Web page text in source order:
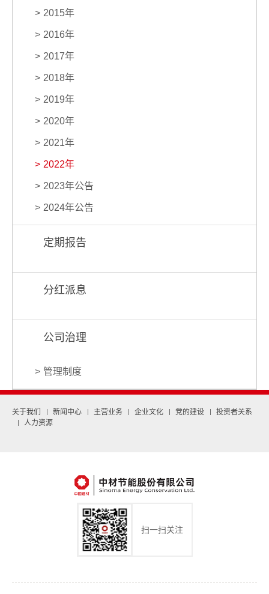
2015年
2016年
2017年
2018年
2019年
2020年
2021年
2022年
2023年公告
2024年公告
定期报告
分红派息
公司治理
管理制度
关于我们 新闻中心 主营业务 企业文化 党的建设
投资者关系
人力资源
扫一扫关注